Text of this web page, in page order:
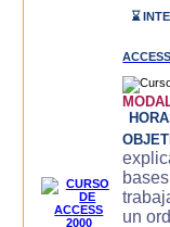
⌛
un